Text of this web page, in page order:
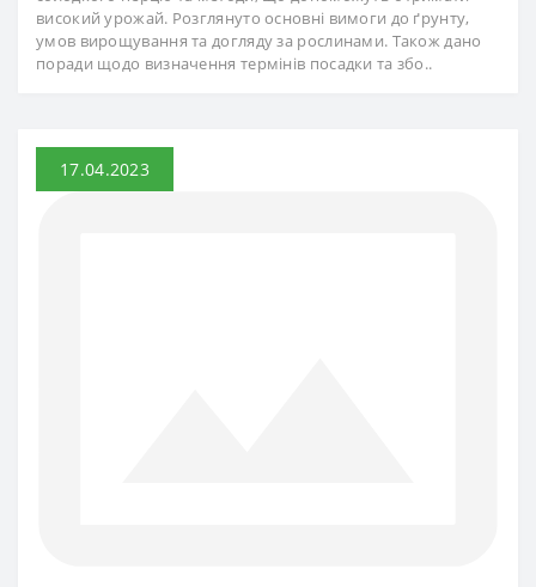
високий урожай. Розглянуто основні вимоги до ґрунту,
умов вирощування та догляду за рослинами. Також дано
поради щодо визначення термінів посадки та збо..
17.04.2023